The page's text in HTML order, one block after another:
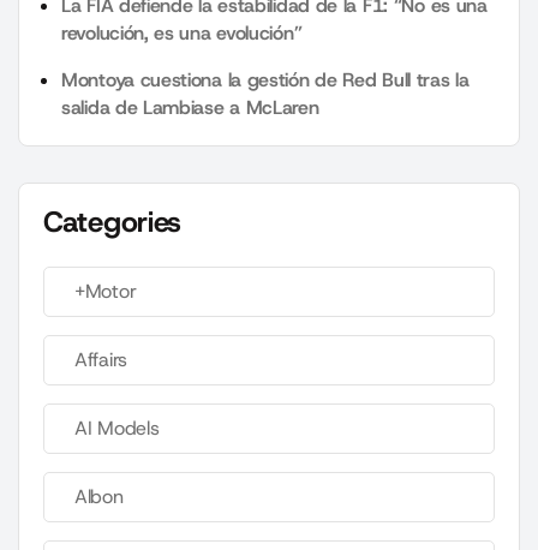
La FIA defiende la estabilidad de la F1: “No es una
revolución, es una evolución”
Montoya cuestiona la gestión de Red Bull tras la
salida de Lambiase a McLaren
Categories
+Motor
Affairs
AI Models
Albon